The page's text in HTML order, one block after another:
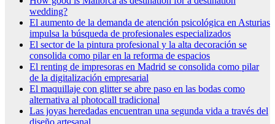
wedding?
El aumento de la demanda de atención psicológica en Asturias
impulsa la búsqueda de profesionales especializados
El sector de la pintura profesional y la alta decoración se
consolida como pilar en la reforma de espacios
El renting de impresoras en Madrid se consolida como pilar
de la digitalización empresarial
El maquillaje con glitter se abre paso en las bodas como
alternativa al photocall tradicional
Las joyas heredadas encuentran una segunda vida a través del